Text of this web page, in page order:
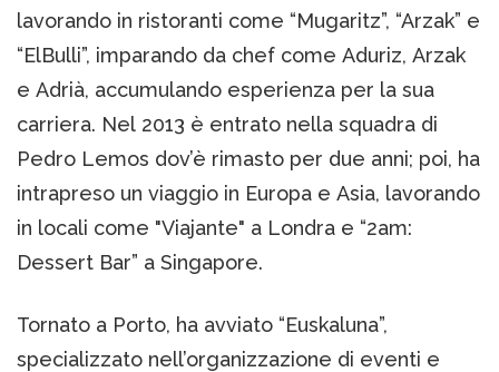
lavorando in ristoranti come “Mugaritz”, “Arzak” e
“ElBulli”, imparando da chef come Aduriz, Arzak
e Adrià, accumulando esperienza per la sua
carriera. Nel 2013 è entrato nella squadra di
Pedro Lemos dov’è rimasto per due anni; poi, ha
intrapreso un viaggio in Europa e Asia, lavorando
in locali come "Viajante" a Londra e “2am:
Dessert Bar” a Singapore.
Tornato a Porto, ha avviato “Euskaluna”,
specializzato nell’organizzazione di eventi e